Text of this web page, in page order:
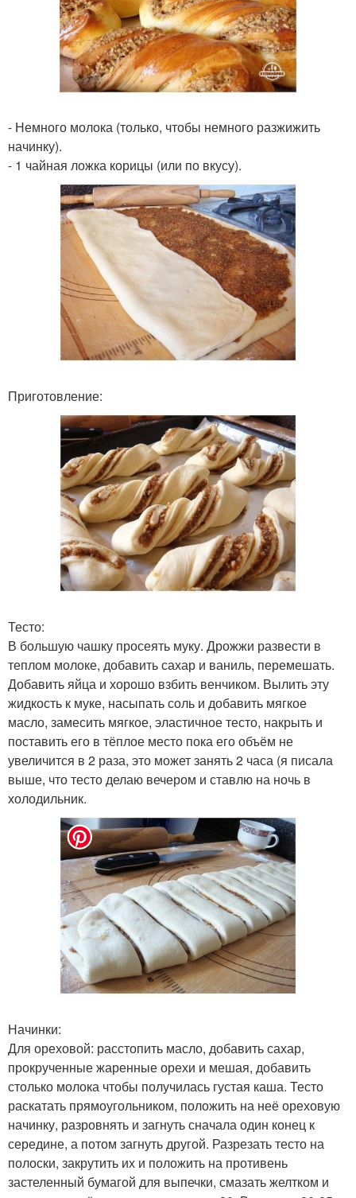
- Немного молока (только, чтобы немного разжижить
начинку).
- 1 чайная ложка корицы (или по вкусу).
Приготовление:
Тесто:
В большую чашку просеять муку. Дрожжи развести в
теплом молоке, добавить сахар и ваниль, перемешать.
Добавить яйца и хорошо взбить венчиком. Вылить эту
жидкость к муке, насыпать соль и добавить мягкое
масло, замесить мягкое, эластичное тесто, накрыть и
поставить его в тёплое место пока его объём не
увеличится в 2 раза, это может занять 2 часа (я писала
выше, что тесто делаю вечером и ставлю на ночь в
холодильник.
Начинки:
Для ореховой: расстопить масло, добавить сахар,
прокрученные жаренные орехи и мешая, добавить
столько молока чтобы получилась густая каша. Тесто
раскатать прямоугольником, положить на неё ореховую
начинку, разровнять и загнуть сначала один конец к
середине, а потом загнуть другой. Разрезать тесто на
полоски, закрутить их и положить на противень
застеленный бумагой для выпечки, смазать желтком и